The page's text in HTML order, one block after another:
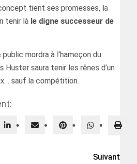
tient ses promesses, la
tenir là le digne successeur de
mordra à l’hameçon du
Huster saura tenir les rênes d’un
sauf la compétition.
Suivant